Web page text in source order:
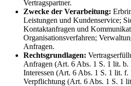
Vertragspartner.
Zwecke der Verarbeitung:
Leistungen und Kundenservice;
Kontaktanfragen und
Organisationsverfahren;
Anfragen.
Rechtsgrundlagen:
Anfragen (Art. 6 Abs. 1 S. 1 lit.
Interessen (Art. 6 Abs. 1 S. 1 lit.
Verpflichtung (Art. 6 Abs. 1 S. 1